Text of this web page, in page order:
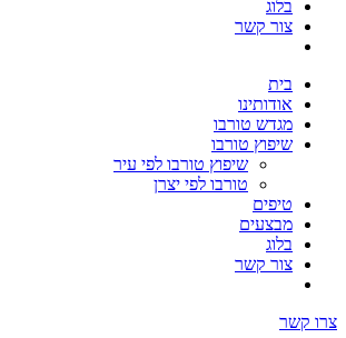
בלוג
צור קשר
בית
אודותינו
מגדש טורבו
שיפוץ טורבו
שיפוץ טורבו לפי עיר
טורבו לפי יצרן
טיפים
מבצעים
בלוג
צור קשר
צרו קשר